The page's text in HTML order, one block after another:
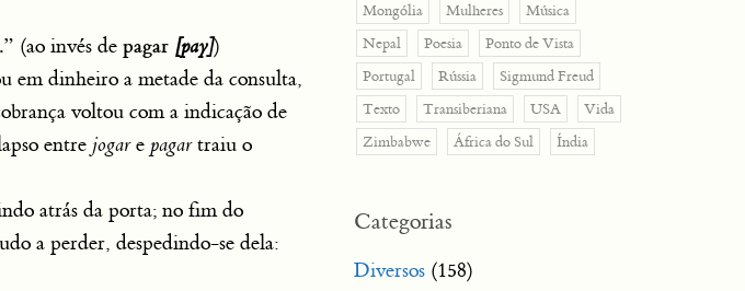
(ao invés de pagar [pay])
em dinheiro a metade da consulta,
voltou com a indicação de
entre jogare pagartraiu o
atrás da porta; no fim do
a perder, despedindo-se dela:
Mongólia
Mulheres
Música
Nepal
Poesia
Ponto de Vista
Portugal
Rússia
Sigmund Freud
Texto
Transiberiana USA
Vida
Zimbabwe
África do Sul Índia
Categorias
Diversos (158)